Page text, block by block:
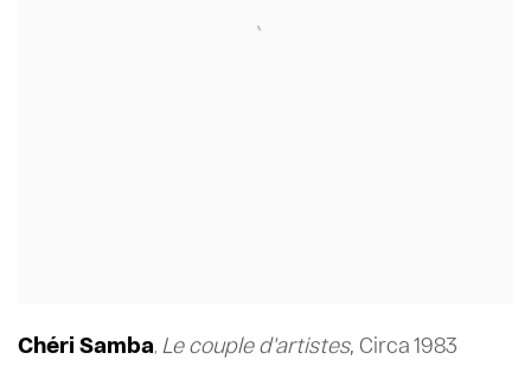
Chéri Samba, Le couple d'artistes, Circa 1983